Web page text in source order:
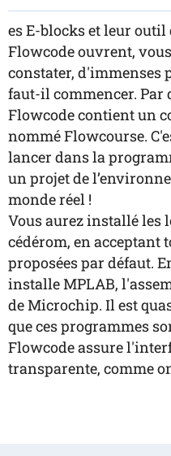
es E-blocks et leur
Flowcode ouvrent,
constater, d'immenses
faut-il commencer. Par
Flowcode contient un
nommé Flowcourse.
lancer dans la
un projet de
monde réel !
Vous aurez installé les
cédérom, en acceptant
proposées par défaut.
installe MPLAB,
de Microchip. Il est
que ces programmes
Flowcode assure
transparente, comme